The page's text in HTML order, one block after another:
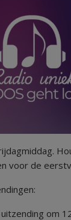
voor de
om